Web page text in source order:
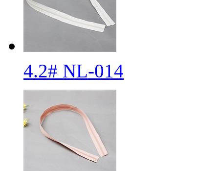
4.2# NL-014